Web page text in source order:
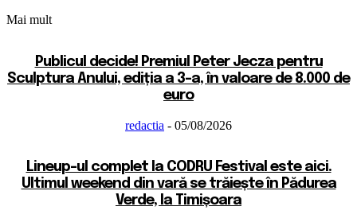
Mai mult
Publicul decide! Premiul Peter Jecza pentru
Sculptura Anului, ediția a 3-a, în valoare de 8.000 de
euro
redactia - 05/08/2026
Lineup-ul complet la CODRU Festival este aici.
Ultimul weekend din vară se trăiește în Pădurea
Verde, la Timișoara